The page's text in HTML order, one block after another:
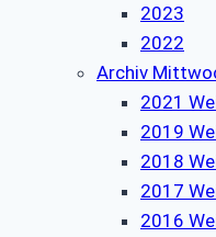
2023
2022
Archiv
2021
2019
2018
2017
2016